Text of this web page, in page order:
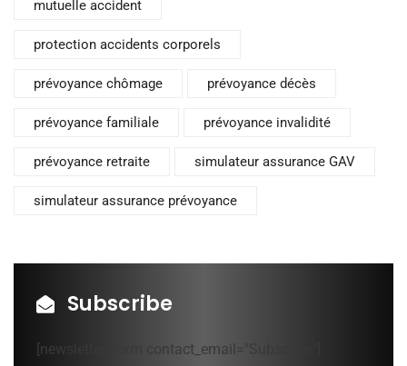
mutuelle accident
protection accidents corporels
prévoyance chômage prévoyance décès
prévoyance familiale prévoyance invalidité
prévoyance retraite simulateur assurance GAV
simulateur assurance prévoyance
Subscribe
[newsletter_form contact_email="Subscribe"]